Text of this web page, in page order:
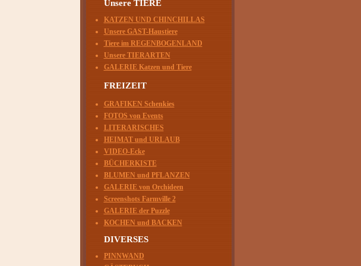
Unsere TIERE
KATZEN UND CHINCHILLAS
Unsere GAST-Haustiere
Tiere im REGENBOGENLAND
Unsere TIERARTEN
GALERIE Katzen und Tiere
FREIZEIT
GRAFIKEN Schenkies
FOTOS von Events
LITERARISCHES
HEIMAT und URLAUB
VIDEO-Ecke
BÜCHERKISTE
BLUMEN und PFLANZEN
GALERIE von Orchideen
Screenshots Farmville 2
GALERIE der Puzzle
KOCHEN und BACKEN
DIVERSES
PINNWAND